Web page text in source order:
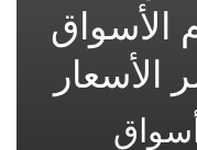
الأسواق
أسواق